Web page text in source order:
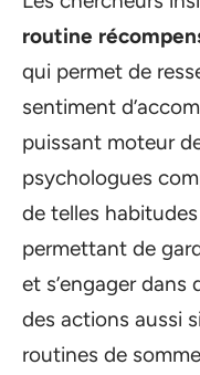
routine
qui permet de
sentiment
puissant moteur
psychologues
de telles
permettant de
et s’engager dans
des actions aussi
routines de